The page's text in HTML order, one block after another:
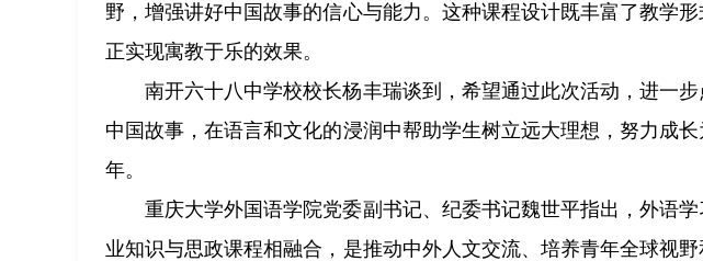
野，增强讲好中国故事的信心与能力。这种课程设计既丰富了教学
正实现寓教于乐的效果。
南开六十八中学校校长杨丰瑞谈到，希望通过此次活动，进一
中国故事，在语言和文化的浸润中帮助学生树立远大理想，努力成
年。
重庆大学外国语学院党委副书记、纪委书记魏世平指出，外语
业知识与思政课程相融合，是推动中外人文交流、培养青年全球视